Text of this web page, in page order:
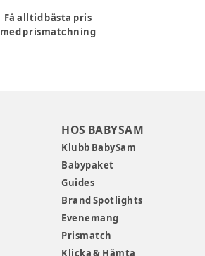
Få alltid bästa pris
med prismatchning
HOS BABYSAM
Klubb BabySam
Babypaket
Guides
Brand Spotlights
Evenemang
Prismatch
Klicka & Hämta